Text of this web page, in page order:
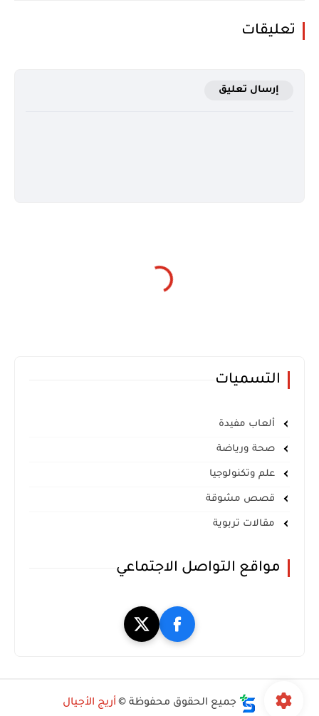
تعليقات
إرسال تعليق
التسميات
ألعاب مفيدة
صحة ورياضة
علم وتكنولوجيا
قصص مشوقة
مقالات تربوية
مواقع التواصل الاجتماعي
جميع الحقوق محفوظة © أريج الأجيال